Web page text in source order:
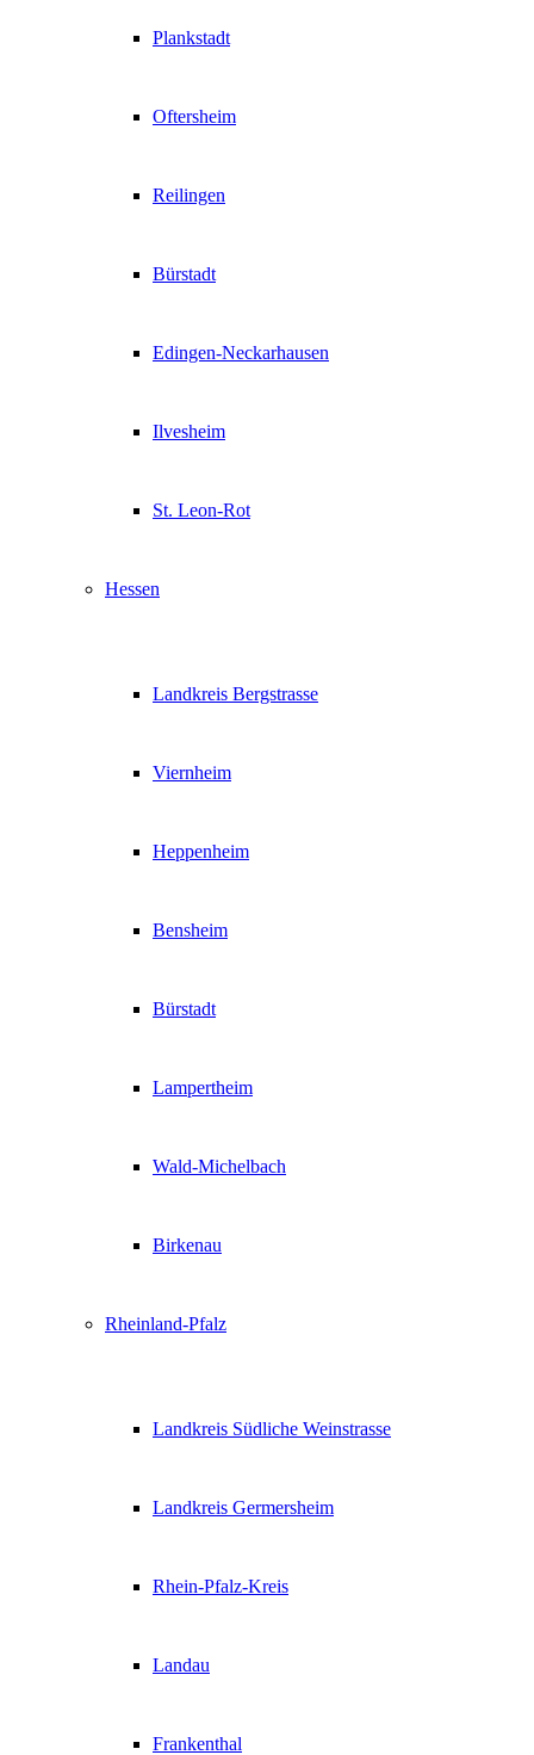
Plankstadt
Oftersheim
Reilingen
Bürstadt
Edingen-Neckarhausen
Ilvesheim
St. Leon-Rot
Hessen
Landkreis Bergstrasse
Viernheim
Heppenheim
Bensheim
Bürstadt
Lampertheim
Wald-Michelbach
Birkenau
Rheinland-Pfalz
Landkreis Südliche Weinstrasse
Landkreis Germersheim
Rhein-Pfalz-Kreis
Landau
Frankenthal